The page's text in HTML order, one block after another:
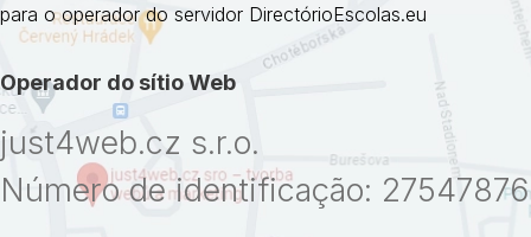
para o operador do servidor DirectórioEscolas.eu
Operador do sítio Web
just4web.cz s.r.o.
Número de identificação: 27547876